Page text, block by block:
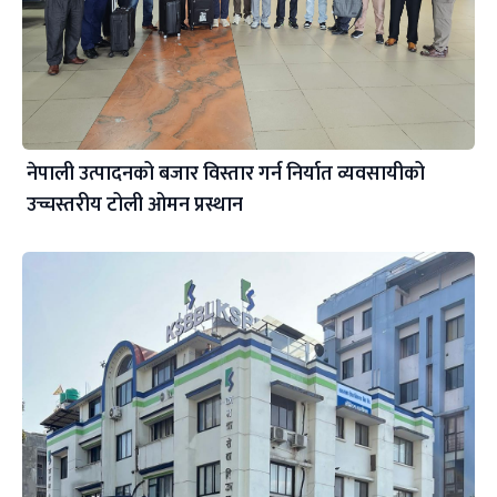
नेपाली उत्पादनको बजार विस्तार गर्न निर्यात व्यवसायीको
उच्चस्तरीय टोली ओमन प्रस्थान